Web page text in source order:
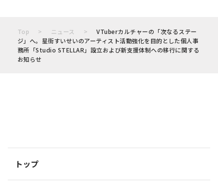
Top ニュース
VTuberカルチャーの「次なるステー
ジ」へ。星街すいせいのアーティスト活動強化を目的とした個人事
務所「Studio STELLAR」設立および新支援体制への移行に関する
お知らせ
トップ